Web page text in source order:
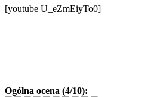
[youtube U_eZmEiyTo0]
Ogólna ocena (4/10):